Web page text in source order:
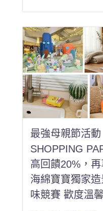
最強母親節活
SHOPPING
高回饋20%，
海綿寶寶獨家
味競賽 歡度溫